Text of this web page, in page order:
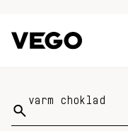
Sök
på: